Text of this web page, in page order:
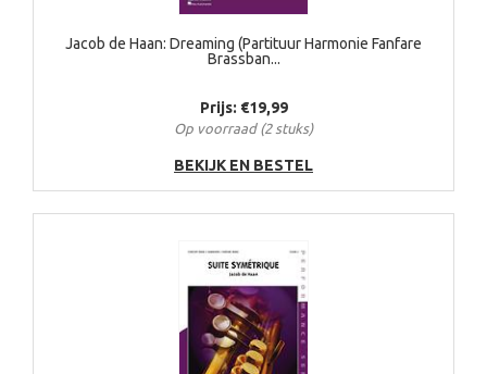
Jacob de Haan: Dreaming (Partituur Harmonie Fanfare
Brassban...
Prijs: €19,99
Op voorraad (2 stuks)
BEKIJK EN BESTEL